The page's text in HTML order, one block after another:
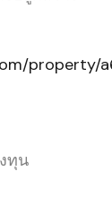
property/
ทุน